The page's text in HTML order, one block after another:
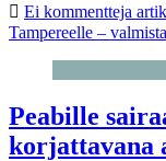
Ei kommentteja
Tampereelle –
Peabille
korjattavana